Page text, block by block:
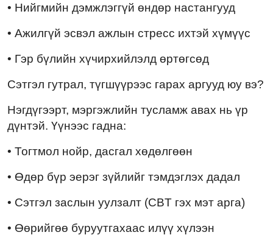
• Нийгмийн дэмжлэггүй өндөр настангууд
• Ажилгүй эсвэл ажлын стресс ихтэй хүмүүс
• Гэр бүлийн хүчирхийлэлд өртөгсөд
Сэтгэл гутрал, түгшүүрээс гарах аргууд юу вэ?
Нэгдүгээрт, мэргэжлийн тусламж авах нь үр
дүнтэй. Үүнээс гадна:
• Тогтмол нойр, дасгал хөдөлгөөн
• Өдөр бүр эерэг зүйлийг тэмдэглэх дадал
• Сэтгэл заслын уулзалт (CBT гэх мэт арга)
• Өөрийгөө буруутгахаас илүү хүлээн